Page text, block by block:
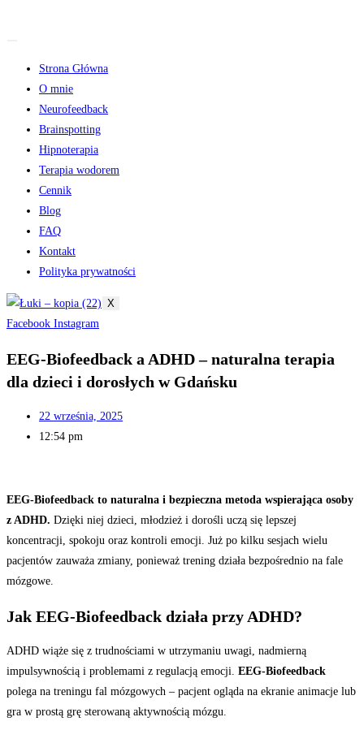
Strona Główna
O mnie
Neurofeedback
Brainspotting
Hipnoterapia
Terapia wodorem
Cennik
Blog
FAQ
Kontakt
Polityka prywatności
X
Facebook Instagram
EEG-Biofeedback a ADHD – naturalna terapia
dla dzieci i dorosłych w Gdańsku
22 września, 2025
12:54 pm
EEG-Biofeedback to naturalna i bezpieczna metoda wspierająca osoby
z ADHD. Dzięki niej dzieci, młodzież i dorośli uczą się lepszej
koncentracji, spokoju oraz kontroli emocji. Już po kilku sesjach wielu
pacjentów zauważa zmiany, ponieważ trening działa bezpośrednio na fale
mózgowe.
Jak EEG-Biofeedback działa przy ADHD?
ADHD wiąże się z trudnościami w utrzymaniu uwagi, nadmierną
impulsywnością i problemami z regulacją emocji. EEG-Biofeedback
polega na treningu fal mózgowych – pacjent ogląda na ekranie animacje lub
gra w prostą grę sterowaną aktywnością mózgu.